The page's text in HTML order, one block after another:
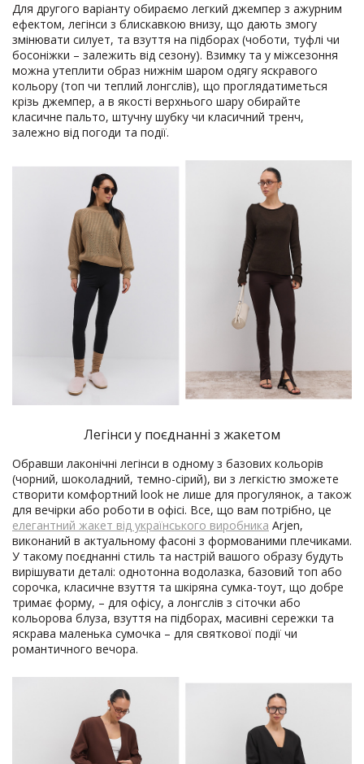
Для другого варіанту обираємо легкий джемпер з ажурним
ефектом, легінси з блискавкою внизу, що дають змогу
змінювати силует, та взуття на підборах (чоботи, туфлі чи
босоніжки – залежить від сезону). Взимку та у міжсезоння
можна утеплити образ нижнім шаром одягу яскравого
кольору (топ чи теплий лонгслів), що проглядатиметься
крізь джемпер, а в якості верхнього шару обирайте
класичне пальто, штучну шубку чи класичний тренч,
залежно від погоди та події.
Легінси у поєднанні з жакетом
Обравши лаконічні легінси в одному з базових кольорів
(чорний, шоколадний, темно-сірий), ви з легкістю зможете
створити комфортний look не лише для прогулянок, а також
для вечірки або роботи в офісі. Все, що вам потрібно, це
елегантний жакет від українського виробника Arjen,
виконаний в актуальному фасоні з формованими плечиками.
У такому поєднанні стиль та настрій вашого образу будуть
вирішувати деталі: однотонна водолазка, базовий топ або
сорочка, класичне взуття та шкіряна сумка-тоут, що добре
тримає форму, – для офісу, а лонгслів з сіточки або
кольорова блуза, взуття на підборах, масивні сережки та
яскрава маленька сумочка – для святкової події чи
романтичного вечора.